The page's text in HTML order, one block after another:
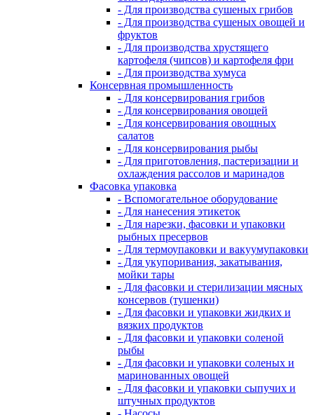
- Для производства сушеных грибов
- Для производства сушеных овощей и
фруктов
- Для производства хрустящего
картофеля (чипсов) и картофеля фри
- Для производства хумуса
Консервная промышленность
- Для консервирования грибов
- Для консервирования овощей
- Для консервирования овощных
салатов
- Для консервирования рыбы
- Для приготовления, пастеризации и
охлаждения рассолов и маринадов
Фасовка упаковка
- Вспомогательное оборудование
- Для нанесения этикеток
- Для нарезки, фасовки и упаковки
рыбных пресервов
- Для термоупаковки и вакуумупаковки
- Для укупоривания, закатывания,
мойки тары
- Для фасовки и стерилизации мясных
консервов (тушенки)
- Для фасовки и упаковки жидких и
вязких продуктов
- Для фасовки и упаковки соленой
рыбы
- Для фасовки и упаковки соленых и
маринованных овощей
- Для фасовки и упаковки сыпучих и
штучных продуктов